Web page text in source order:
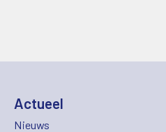
Actueel
Nieuws